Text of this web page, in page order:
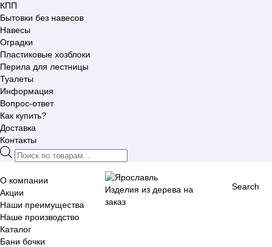
КПП
Бытовки без навесов
Навесы
Оградки
Пластиковые хозблоки
Перила для лестницы
Туалеты
Информация
Вопрос-ответ
Как купить?
Доставка
Контакты
Поиск
товаров
Изделия из дерева на
заказ
Search
О компании
Акции
Наши преимущества
Наше производство
Каталог
Бани бочки